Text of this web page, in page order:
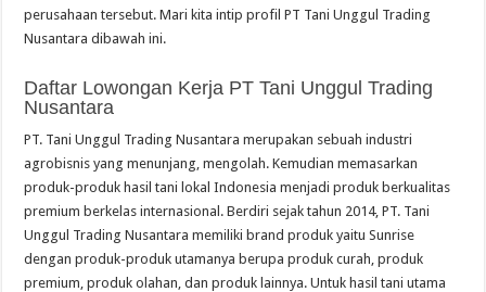
perusahaan tersebut. Mari kita intip profil PT Tani Unggul Trading
Nusantara dibawah ini.
Daftar Lowongan Kerja PT Tani Unggul Trading
Nusantara
PT. Tani Unggul Trading Nusantara merupakan sebuah industri
agrobisnis yang menunjang, mengolah. Kemudian memasarkan
produk-produk hasil tani lokal Indonesia menjadi produk berkualitas
premium berkelas internasional. Berdiri sejak tahun 2014, PT. Tani
Unggul Trading Nusantara memiliki brand produk yaitu Sunrise
dengan produk-produk utamanya berupa produk curah, produk
premium, produk olahan, dan produk lainnya. Untuk hasil tani utama